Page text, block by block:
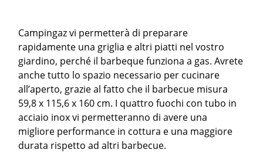
Campingaz vi permetterà di preparare
rapidamente una griglia e altri piatti nel vostro
giardino, perché il barbeque funziona a gas. Avrete
anche tutto lo spazio necessario per cucinare
all’aperto, grazie al fatto che il barbecue misura
59,8 x 115,6 x 160 cm. I quattro fuochi con tubo in
acciaio inox vi permetteranno di avere una
migliore performance in cottura e una maggiore
durata rispetto ad altri barbecue.